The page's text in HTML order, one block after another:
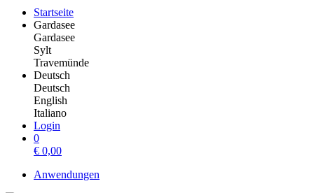
Startseite
Gardasee
Gardasee
Sylt
Travemünde
Deutsch
Deutsch
English
Italiano
Login
0
€ 0,00
Anwendungen